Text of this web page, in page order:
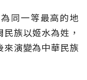
同一等最高的地
族以姬水為姓，
演變為中華民族